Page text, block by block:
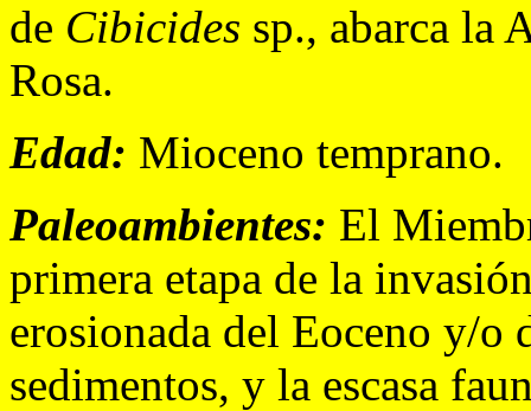
de Cibicides sp., abarca la
Rosa.
Edad: Mioceno temprano.
Paleoambientes: El
primera etapa de la
erosionada del Eoceno y/o
sedimentos, y la escasa